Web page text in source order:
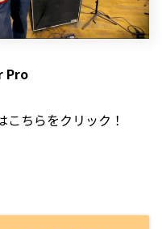
Pro
ちらをクリック！